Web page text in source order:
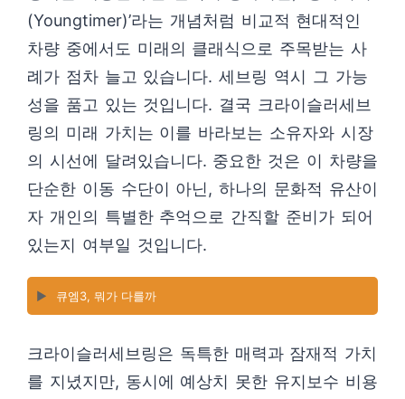
(Youngtimer)’라는 개념처럼 비교적 현대적인
차량 중에서도 미래의 클래식으로 주목받는 사
례가 점차 늘고 있습니다. 세브링 역시 그 가능
성을 품고 있는 것입니다. 결국 크라이슬러세브
링의 미래 가치는 이를 바라보는 소유자와 시장
의 시선에 달려있습니다. 중요한 것은 이 차량을
단순한 이동 수단이 아닌, 하나의 문화적 유산이
자 개인의 특별한 추억으로 간직할 준비가 되어
있는지 여부일 것입니다.
▶️ 큐엠3, 뭐가 다를까
크라이슬러세브링은 독특한 매력과 잠재적 가치
를 지녔지만, 동시에 예상치 못한 유지보수 비용